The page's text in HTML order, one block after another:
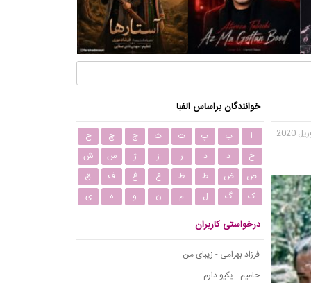
خوانندگان براساس الفبا
ا ب پ ت ث ج چ
ح
خ
د ذ ر ز ژ س
ش
ص
ض ط ظ ع غ ف
ق
ک
گ ل م ن و ه ی
درخواستی کاربران
فرزاد بهرامی - زیبای من
حامیم - یکیو دارم